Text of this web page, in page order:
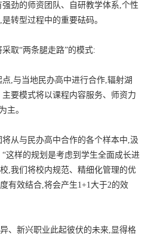
劲的师资团队、自研教学体系,个性
转型过程中的重要砝码。
取“两条腿走路”的模式:
,与当地民办高中进行合作,辐射湖
要模式将以课程内容服务、师资力
主。
从与民办高中合作的各个样本中,汲
这样的规划是考虑到学生全面成长进
,我们将校内规范、精细化管理的优
有效结合,将会产生1+1大于2的效
、新兴职业此起彼伏的未来,显得格